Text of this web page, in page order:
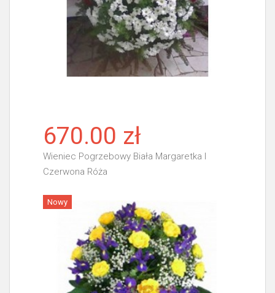
670.00 zł
Wieniec Pogrzebowy Biała Margaretka I
Czerwona Róża
Więcej
Nowy